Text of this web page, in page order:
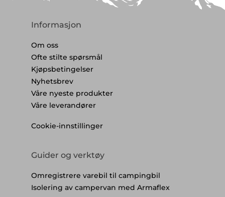
Informasjon
Om oss
Ofte stilte spørsmål
Kjøpsbetingelser
Nyhetsbrev
Våre nyeste produkter
Våre leverandører
Cookie-innstillinger
Guider og verktøy
Omregistrere varebil til campingbil
Isolering av campervan med Armaflex